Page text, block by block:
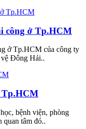
công ở Tp.HCM
ở Tp.HCM của công ty
Đông Hải..
Tp.HCM
bệnh viện, phòng
quan tâm đó..